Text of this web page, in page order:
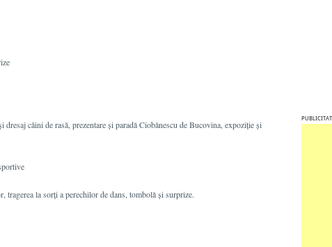
câini de rasă, prezentare şi paradă Ciobănescu de Bucovina, expoziţie şi
tragerea la sorţi a perechilor de dans, tombolă şi surprize.